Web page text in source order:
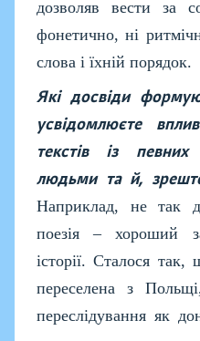
дозволяв вести за
фонетично, ні
слова і їхній порядок.
Які досвіди
усвідомлюєте
текстів із
людьми та й,
Наприклад, не так
поезія – хороший
історії. Сталося
переселена з
переслідування як